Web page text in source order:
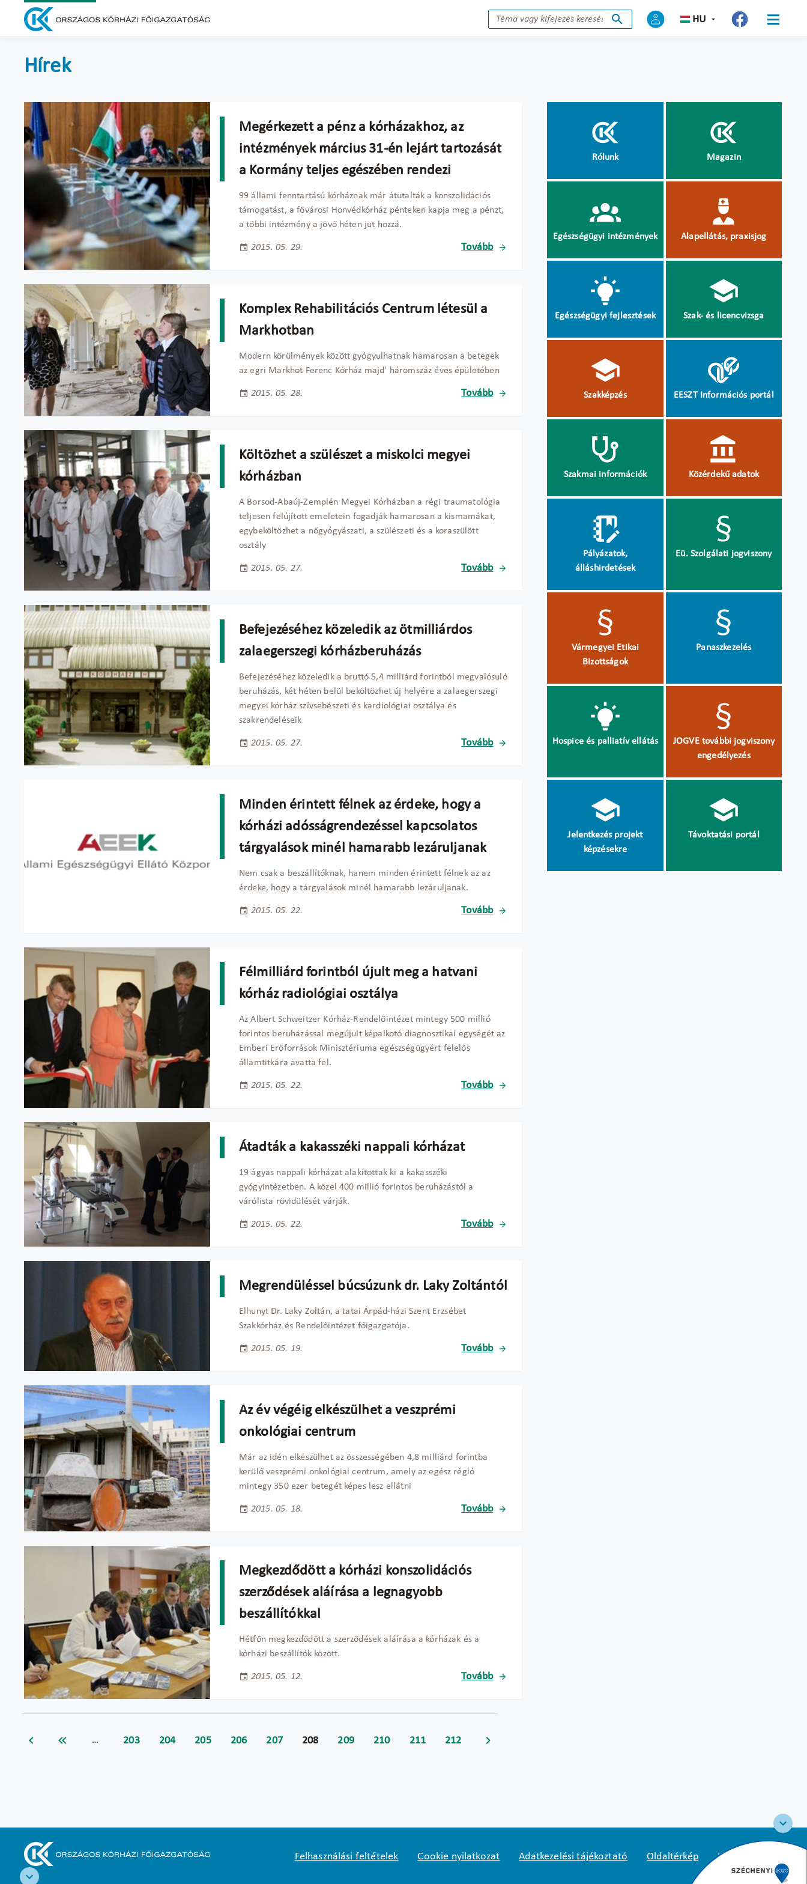
HU
Hírek
Megérkezett a pénz a kórházakhoz, az
intézmények március 31-én lejárt tartozását
a Kormány teljes egészében rendezi
99 állami fenntartású kórháznak már átutalták a konszolidációs
támogatást, a fővárosi Honvédkórház pénteken kapja meg a pénzt,
a többi intézmény a jövő héten jut hozzá.
2015. 05. 29. Tovább
Komplex Rehabilitációs Centrum létesül a
Markhotban
Modern körülmények között gyógyulhatnak hamarosan a betegek
az egri Markhot Ferenc Kórház majd' háromszáz éves épületében
2015. 05. 28. Tovább
Költözhet a szülészet a miskolci megyei
kórházban
A Borsod-Abaúj-Zemplén Megyei Kórházban a régi traumatológia
teljesen felújított emeletein fogadják hamarosan a kismamákat,
egybeköltözhet a nőgyógyászati, a szülészeti és a koraszülött
osztály
2015. 05. 27. Tovább
Befejezéséhez közeledik az ötmilliárdos
zalaegerszegi kórházberuházás
Befejezéséhez közeledik a bruttó 5,4 milliárd forintból megvalósuló
beruházás, két héten belül beköltözhet új helyére a zalaegerszegi
megyei kórház szívsebészeti és kardiológiai osztálya és
szakrendeléseik
2015. 05. 27. Tovább
Minden érintett félnek az érdeke, hogy a
kórházi adósságrendezéssel kapcsolatos
tárgyalások minél hamarabb lezáruljanak
Nem csak a beszállítóknak, hanem minden érintett félnek az az
érdeke, hogy a tárgyalások minél hamarabb lezáruljanak.
2015. 05. 22. Tovább
Félmilliárd forintból újult meg a hatvani
kórház radiológiai osztálya
Az Albert Schweitzer Kórház-Rendelőintézet mintegy 500 millió
forintos beruházással megújult képalkotó diagnosztikai egységét az
Emberi Erőforrások Minisztériuma egészségügyért felelős
államtitkára avatta fel.
2015. 05. 22. Tovább
Átadták a kakasszéki nappali kórházat
19 ágyas nappali kórházat alakítottak ki a kakasszéki
gyógyintézetben. A közel 400 millió forintos beruházástól a
várólista rövidülését várják.
2015. 05. 22. Tovább
Megrendüléssel búcsúzunk dr. Laky Zoltántól
Elhunyt Dr. Laky Zoltán, a tatai Árpád-házi Szent Erzsébet
Szakkórház és Rendelőintézet főigazgatója.
2015. 05. 19. Tovább
Az év végéig elkészülhet a veszprémi
onkológiai centrum
Már az idén elkészülhet az összességében 4,8 milliárd forintba
kerülő veszprémi onkológiai centrum, amely az egész régió
mintegy 350 ezer betegét képes lesz ellátni
2015. 05. 18. Tovább
Megkezdődött a kórházi konszolidációs
szerződések aláírása a legnagyobb
beszállítókkal
Hétfőn megkezdődött a szerződések aláírása a kórházak és a
kórházi beszállítók között.
2015. 05. 12. Tovább
… 203 204 205 206 207 208 209 210 211 212
Rólunk Magazin
Egészségügyi intézmények Alapellátás, praxisjog
Egészségügyi fejlesztések Szak- és licencvizsga
Szakképzés EESZT Információs portál
Szakmai információk Közérdekű adatok
Pályázatok,
álláshirdetések
Eü. Szolgálati jogviszony
Vármegyei Etikai
Bizottságok
Panaszkezelés
Hospice és palliatív ellátás
JOGVE további jogviszony
engedélyezés
Jelentkezés projekt
képzésekre
Távoktatási portál
Felhasználási feltételek Cookie nyilatkozat Adatkezelési tájékoztató Oldaltérkép Közadatkereső